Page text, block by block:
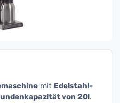
mit Edelstahl-
von 20l.